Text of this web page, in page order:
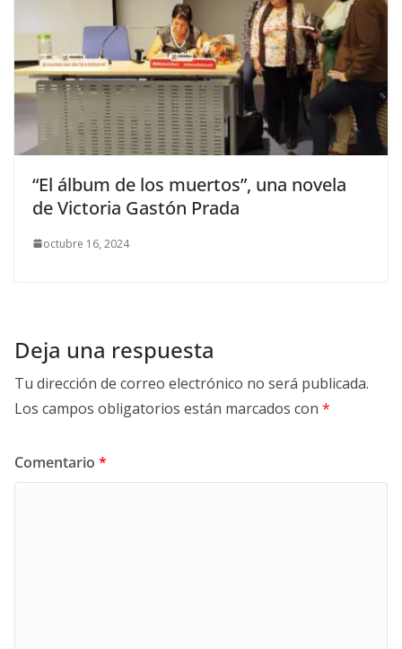
“El álbum de los muertos”, una novela
de Victoria Gastón Prada
octubre 16, 2024
Deja una respuesta
Tu dirección de correo electrónico no será publicada.
Los campos obligatorios están marcados con *
Comentario *